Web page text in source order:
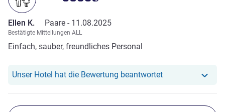
Ellen K. Paare - 11.08.2025
Bestätigte Mitteilungen ALL
Einfach, sauber, freundliches Personal
Unser Hotel hat die Bewertung beantwortetUnser Hotel hat